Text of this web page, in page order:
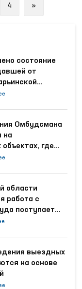
4 »Next
состояние
от
Омбудсмана
на
где
области
работа с
поступает
обращений
выездных
на основе